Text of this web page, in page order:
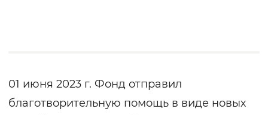
01 июня 2023 г. Фонд отправил
благотворительную помощь в виде новых